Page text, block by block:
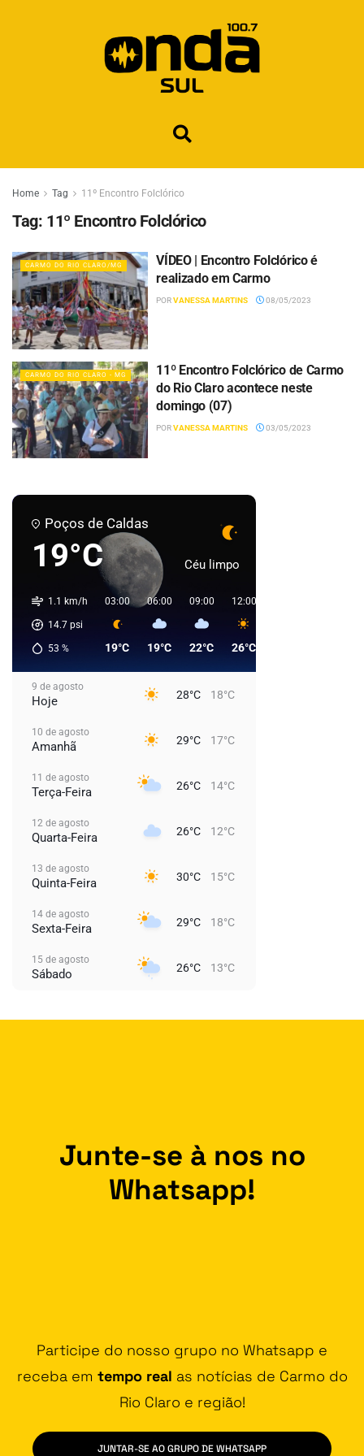
Home Tag 11º Encontro Folclórico
Tag: 11º Encontro Folclórico
CARMO DO RIO CLARO/MG
VÍDEO | Encontro Folclórico é
realizado em Carmo
PORVANESSA MARTINS 08/05/2023
CARMO DO RIO CLARO - MG
11º Encontro Folclórico de Carmo
do Rio Claro acontece neste
domingo (07)
PORVANESSA MARTINS 03/05/2023
Poços de Caldas
19°C Céu limpo
1.1 km/h
14.7 psi
53 %
03:00
19°C
06:00
19°C
09:00
22°C
12:00
26°C
9 de agosto
Hoje 28°C 18°C
10 de agosto
Amanhã 29°C 17°C
11 de agosto
Terça-Feira 26°C 14°C
12 de agosto
Quarta-Feira 26°C 12°C
13 de agosto
Quinta-Feira 30°C 15°C
14 de agosto
Sexta-Feira 29°C 18°C
15 de agosto
Sábado 26°C 13°C
Junte-se à nos no
Whatsapp!
Participe do nosso grupo no Whatsapp e
receba em tempo real as notícias de Carmo do
Rio Claro e região!
JUNTAR-SE AO GRUPO DE WHATSAPP